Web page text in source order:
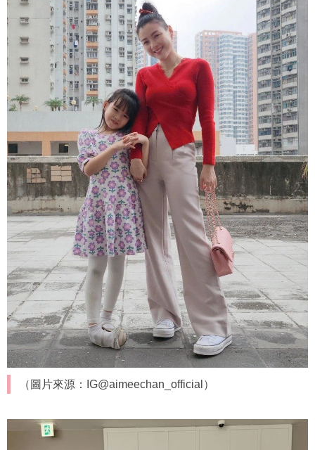
（圖片來源：IG@aimeechan_official）